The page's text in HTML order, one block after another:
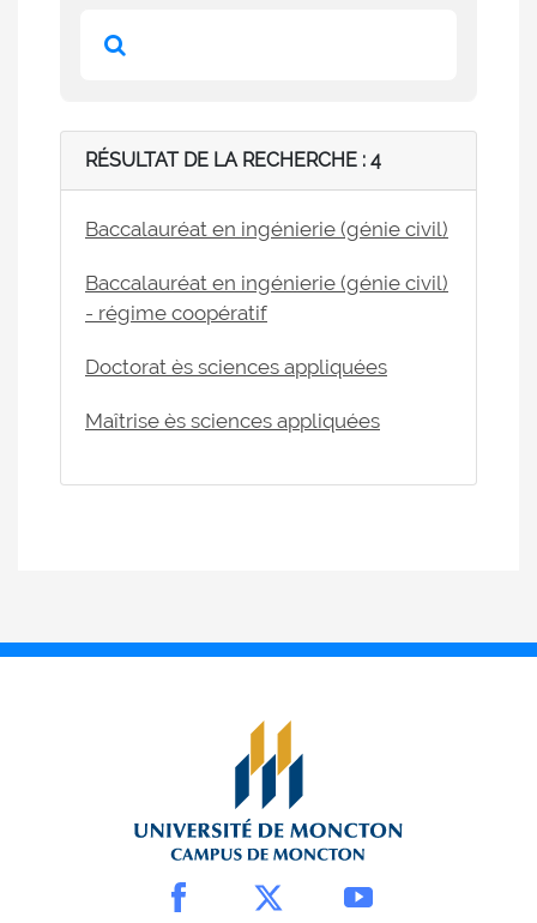
RÉSULTAT DE LA RECHERCHE : 4
Baccalauréat en ingénierie (génie civil)
Baccalauréat en ingénierie (génie civil)
- régime coopératif
Doctorat ès sciences appliquées
Maîtrise ès sciences appliquées